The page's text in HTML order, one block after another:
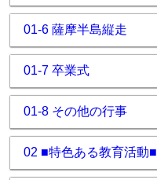
01-6 薩摩半島縦走
01-7 卒業式
01-8 その他の行事
02 ■特色ある教育活動■